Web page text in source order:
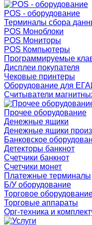
POS - оборудование
Терминалы сбора
POS Моноблоки
POS Мониторы
POS Компьютеры
Программируемые
Дисплеи покупателя
Чековые принтеры
Оборудование для
Считыватели
Прочее оборудование
Денежные ящики
Денежные ящики
Банковское
Детекторы банкнот
Счетчики банкнот
Счетчики монет
Платежные терминалы
Б/У оборудование
Торговое
Торговые аппараты
Орг-техника и